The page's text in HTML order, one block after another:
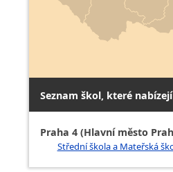
Seznam škol, které
Praha 4 (Hlavní město
Střední škola a Mateřská